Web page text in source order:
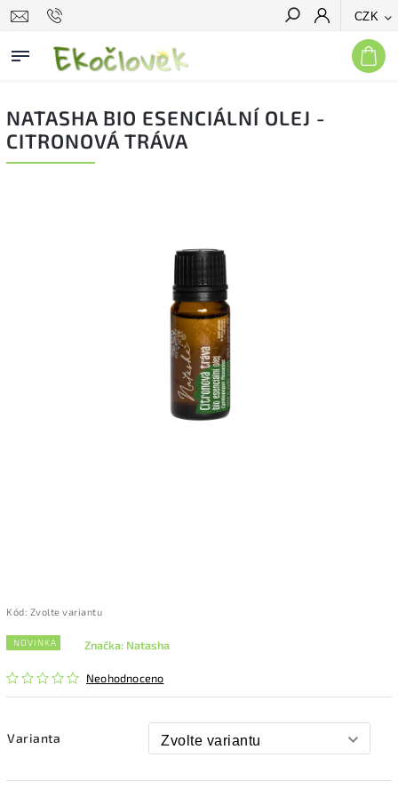
CZK
Hledat
NATASHA BIO ESENCIÁLNÍ OLEJ -
CITRONOVÁ TRÁVA
Kód: Zvolte variantu
NOVINKA
Neohodnoceno
Značka: Natasha
Varianta